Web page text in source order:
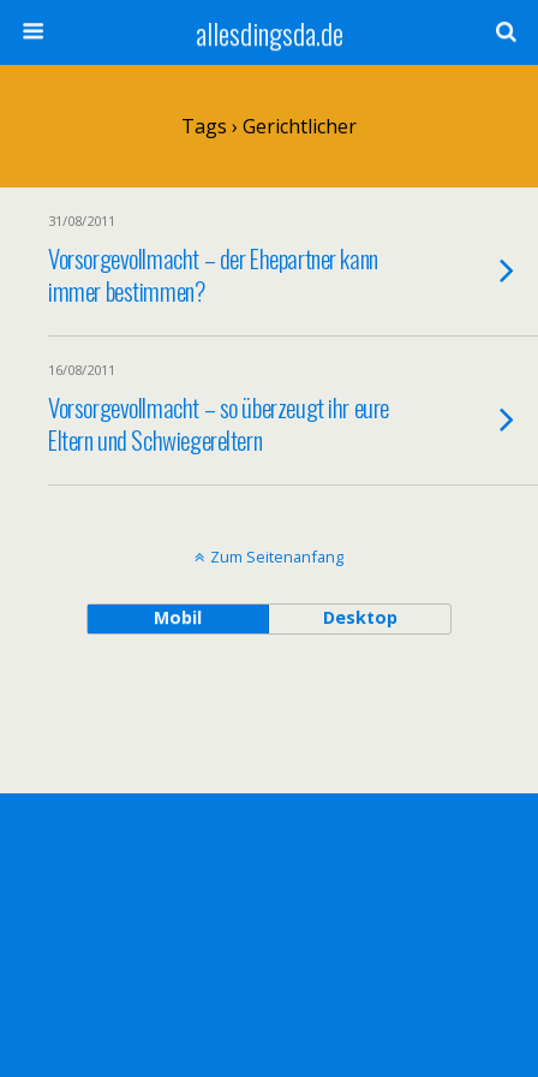
allesdingsda.de
Tags › Gerichtlicher
31/08/2011
Vorsorgevollmacht – der Ehepartner kann
immer bestimmen?
16/08/2011
Vorsorgevollmacht – so überzeugt ihr eure
Eltern und Schwiegereltern
Zum Seitenanfang
Mobil Desktop